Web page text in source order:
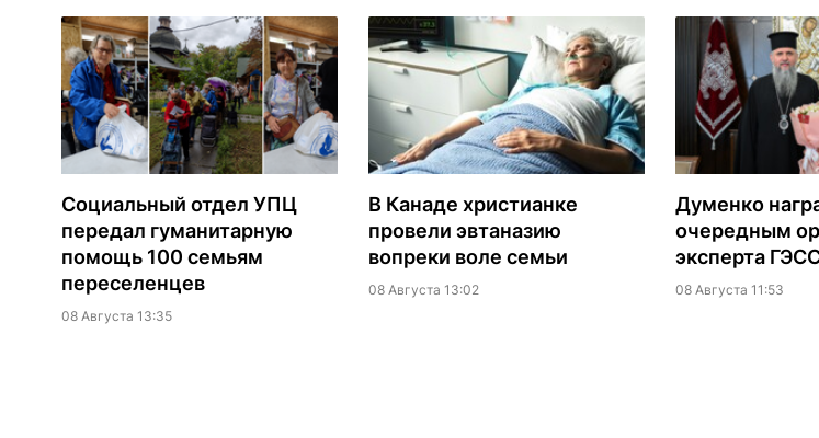
Социальный отдел УПЦ
передал гуманитарную
помощь 100 семьям
переселенцев
08 Августа 13:35
В Канаде христианке
провели эвтаназию
вопреки воле семьи
08 Августа 13:02
Думенко
очередным
эксперта
08 Августа 11:53